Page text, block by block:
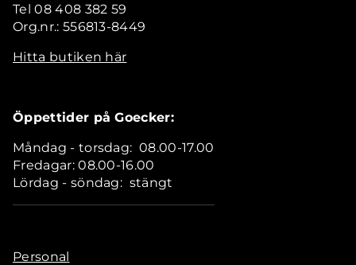
Tel 08 408 382 59
Org.nr.: 556813-8449
Hitta butiken här
Öppettider på Goecker:
Måndag - torsdag: 08.00-17.00
Fredagar: 08.00-16.00
Lördag - söndag: stängt
Personal